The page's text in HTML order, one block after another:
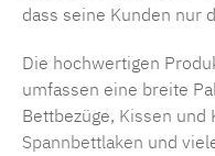
dass seine Kunden nur
Die hochwertigen
umfassen eine breite
Bettbezüge, Kissen und
Spannbettlaken und